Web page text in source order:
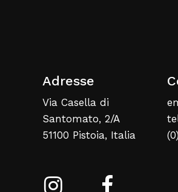
Adresse
Via Casella di
Santomato, 2/A
51100 Pistoia, Italia